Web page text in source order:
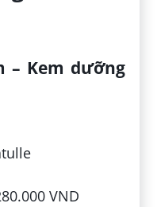
– Kem dưỡng
VND